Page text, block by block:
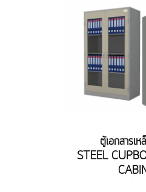
ตู้เอกสารเ
STEEL
คลิกเพื่อดูรา